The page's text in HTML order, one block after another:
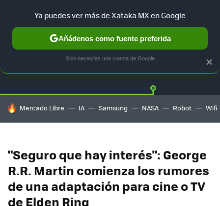
Twitter
HOY SE HABLA DE
Mercado Libre IA Samsung NASA Robot Wifi
"Seguro que hay interés": George
R.R. Martin comienza los rumores
de una adaptación para cine o TV
de Elden Ring
×
Ya puedes ver más de Xataka MX en Google
Añádenos como fuente preferida
Solo necesitas una cuenta de Google